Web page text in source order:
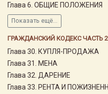
Глава 6. ОБЩИЕ ПОЛОЖЕНИЯ
Показать ещё...
ГРАЖДАНСКИЙ КОДЕКС ЧАСТЬ 2
Глава 30. КУПЛЯ-ПРОДАЖА
Глава 31. МЕНА
Глава 32. ДАРЕНИЕ
Глава 33. РЕНТА И